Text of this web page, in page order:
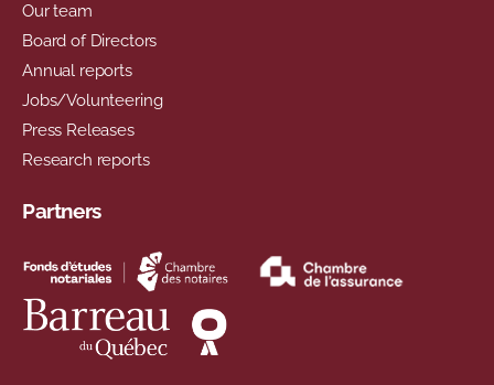
Our team
Board of Directors
Annual reports
Jobs/Volunteering
Press Releases
Research reports
Partners